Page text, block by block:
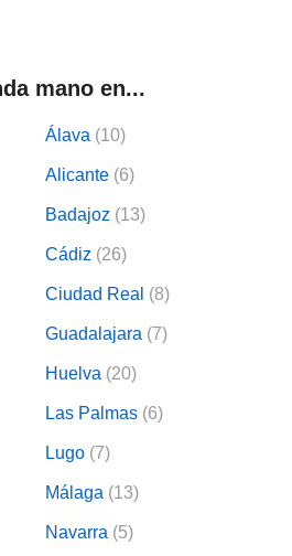
mano en...
Álava (10)
Alicante (6)
Badajoz (13)
Cádiz (26)
Ciudad Real (8)
Guadalajara (7)
Huelva (20)
Las Palmas (6)
Lugo (7)
Málaga (13)
Navarra (5)